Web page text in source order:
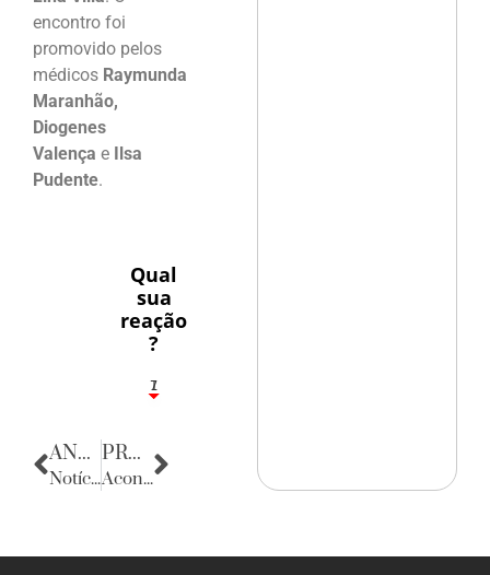
encontro foi
promovido pelos
médicos Raymunda
Maranhão,
Diogenes
Valença e Ilsa
Pudente.
Qual
sua
reação
?
1
7
ANTERIOR
Notícias da Paraíba
PRÓXIMA
Acontecencias